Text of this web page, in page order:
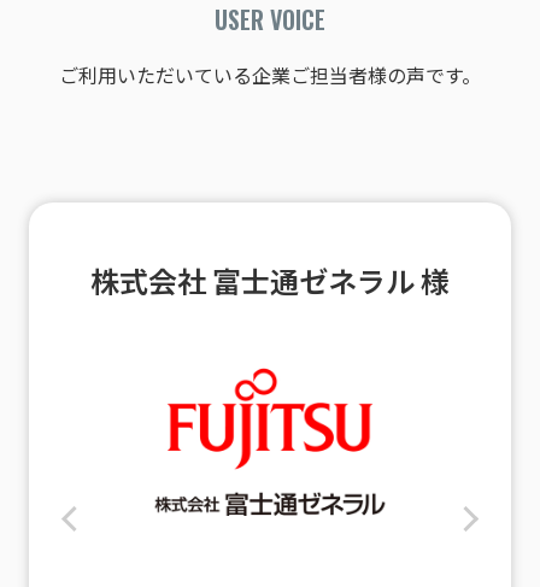
USER VOICE
ご利用いただいている企業ご担当者様の声です。
株式会社 富士通ゼネラル 様